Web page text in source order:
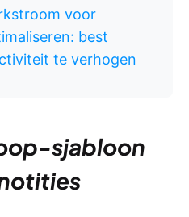
voor
best
te verhogen
sjabloon